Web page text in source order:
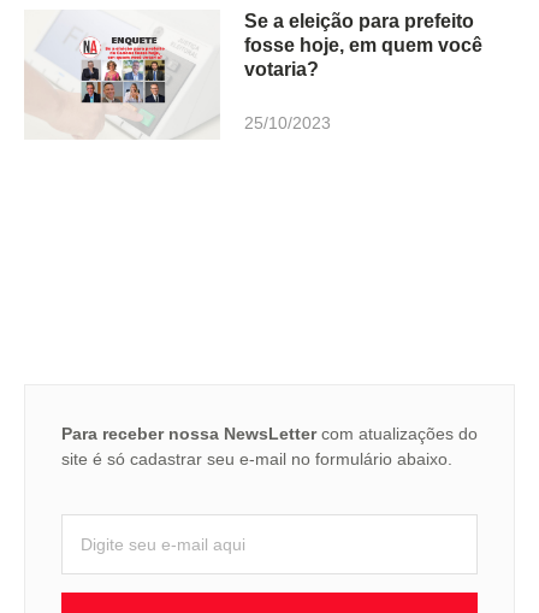
Se a eleição para prefeito
fosse hoje, em quem você
votaria?
25/10/2023
Para receber nossa NewsLettercom atualizações do
site é só cadastrar seu e-mail no formulário abaixo.